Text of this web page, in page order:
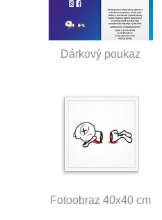
Dárkový poukaz
Fotoobraz 40x40 cm